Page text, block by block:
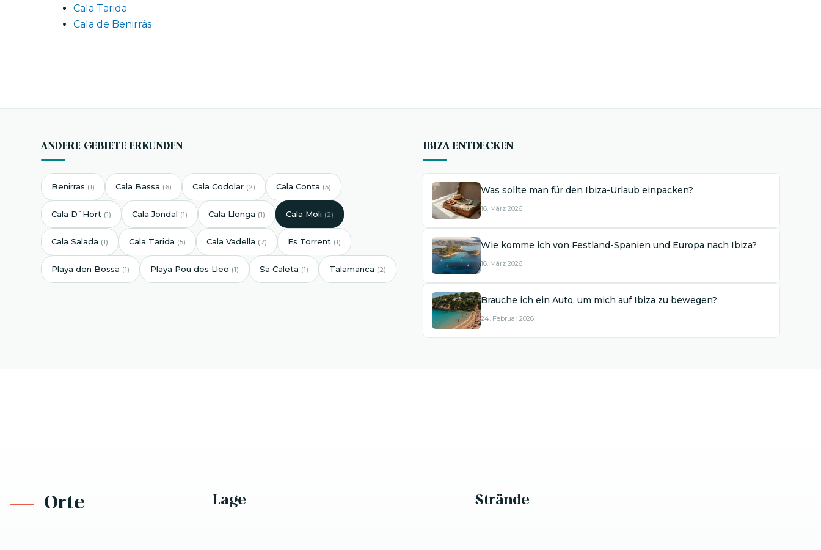
Cala Tarida
Cala de Benirrás
ANDERE GEBIETE ERKUNDEN
Benirras (1) Cala Bassa (6) Cala Codolar (2) Cala Conta (5)
Cala D´Hort (1) Cala Jondal (1) Cala Llonga (1) Cala Moli (2)
Cala Salada (1) Cala Tarida (5) Cala Vadella (7) Es Torrent (1)
Playa den Bossa (1) Playa Pou des Lleo (1) Sa Caleta (1) Talamanca (2)
IBIZA ENTDECKEN
Was sollte man für den Ibiza-Urlaub einpacken?
16. März 2026
Wie komme ich von Festland-Spanien und Europa nach Ibiza?
16. März 2026
Brauche ich ein Auto, um mich auf Ibiza zu bewegen?
24. Februar 2026
Orte Lage Strände